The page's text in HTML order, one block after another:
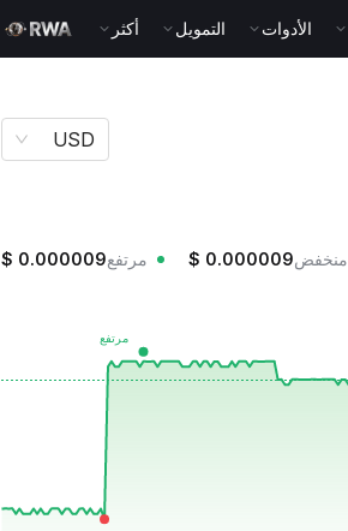
الأدوات التمويل أكثر
USD
منخفض $ 0.000009 مرتفع $ 0.000009